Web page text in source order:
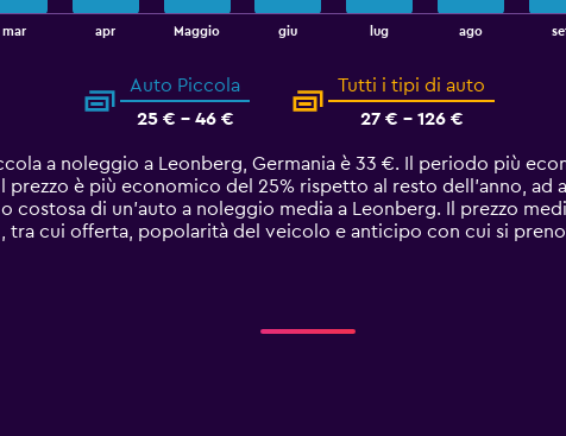
mar apr Maggio giu lug ago
Auto Piccola
25 € - 46 €
Tutti i tipi di auto
27 € - 126 €
a noleggio a Leonberg, Germania è 33 €. Il periodo più
prezzo è più economico del 25% rispetto al resto dell'anno, ad
costosa di un'auto a noleggio media a Leonberg. Il prezzo
tra cui offerta, popolarità del veicolo e anticipo con cui si